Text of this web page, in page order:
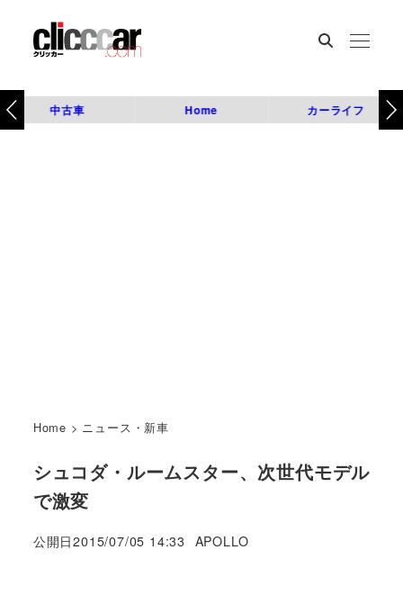
中古車 Home カーライフ
Home > ニュース・新車
シュコダ・ルームスター、次世代モデル
で激変
公開日2015/07/05 14:33
著
APOLLO